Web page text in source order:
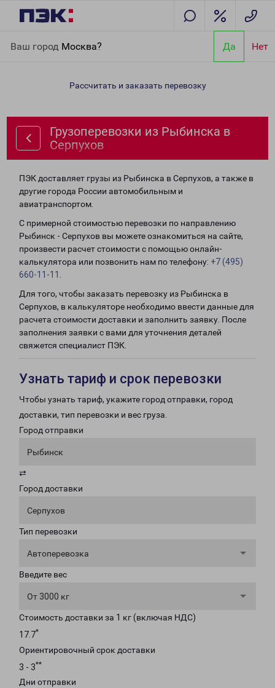
Ваш город Москва? Да Нет
Серпухов
Рассчитать и заказать перевозку
Грузоперевозки из Рыбинска в
Серпухов
ПЭК доставляет грузы из Рыбинска в Серпухов, а также в
другие города России автомобильным и
авиатранспортом.
С примерной стоимостью перевозки по направлению
Рыбинск - Серпухов вы можете ознакомиться на сайте,
произвести расчет стоимости с помощью онлайн-
калькулятора или позвонить нам по телефону: +7 (495)
660-11-11
Для того, чтобы заказать перевозку из Рыбинска в
Серпухов, в калькуляторе необходимо ввести данные для
расчета стоимости доставки и заполнить заявку. После
заполнения заявки с вами для уточнения деталей
свяжется специалист ПЭК.
Узнать тариф и срок перевозки
Чтобы узнать тариф, укажите город отправки, город
доставки, тип перевозки и вес груза.
Город отправки
Рыбинск
⇄
Город доставки
Серпухов
Тип перевозки
Автоперевозка
Введите вес
От 3000 кг
Стоимость доставки за 1 кг (включая НДС)
17.7*
Ориентировочный срок доставки
3 - 3**
Дни отправки